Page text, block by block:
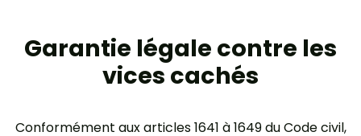
Garantie légale contre les
vices cachés
Conformément aux articles 1641 à 1649 du Code civil,